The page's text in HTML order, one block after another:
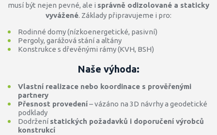
musí být nejen pevné, ale i správně odizolované a staticky
vyvážené. Základy připravujeme i pro:
Rodinné domy (nízkoenergetické, pasivní)
Pergoly, garážová stání a altány
Konstrukce s dřevěnými rámy (KVH, BSH)
Naše výhoda:
Vlastní realizace nebo koordinace s prověřenými
partnery
Přesnost provedení– vázáno na 3D návrhy a geodetické
podklady
Dodržení statických požadavků i doporučení výrobců
konstrukcí